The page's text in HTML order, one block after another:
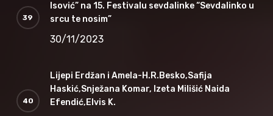
Isović” na 15. Festivalu sevdalinke “Sevdalinko u
srcu te nosim”
30/11/2023
Lijepi Erdžan i Amela-H.R.Besko,Safija
Haskić,Snježana Komar, Izeta Milišić Naida
Efendić,Elvis K.